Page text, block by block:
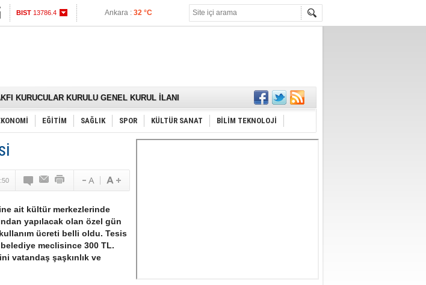
Altın 6609.22 İstanbul :27 °C
167 Çiftçiye 30 Ton Nohut Tohumu Dağıtıldı
Caddesi’nde Çözüm Değil Ceza Üretiliyor
Annesi Gülsen Keskin İçin Lokma Hayrı
25’TEN YÜZDE 20’YE ÇEKİLDİ.
SAHASI GÖLBAŞI’nda
DESTEK İSTİYOR
VE SPORCULAR SAHİPSİZ KALMAMALIDIR.
Yeni Görev
GİZLİ ZİYARETLERİ SİYASETİ KARIŞTIRDI!
Gece Nöbeti Mi Var?
YOK ETTİNİZ
EĞİTİM SAĞLIK SPOR KÜLTÜR SANAT BİLİM TEKNOLOJİ
ait kültür merkezlerinde
yapılacak olan özel gün
ücreti belli oldu. Tesis
meclisince 300 TL.
vatandaş şaşkınlık ve